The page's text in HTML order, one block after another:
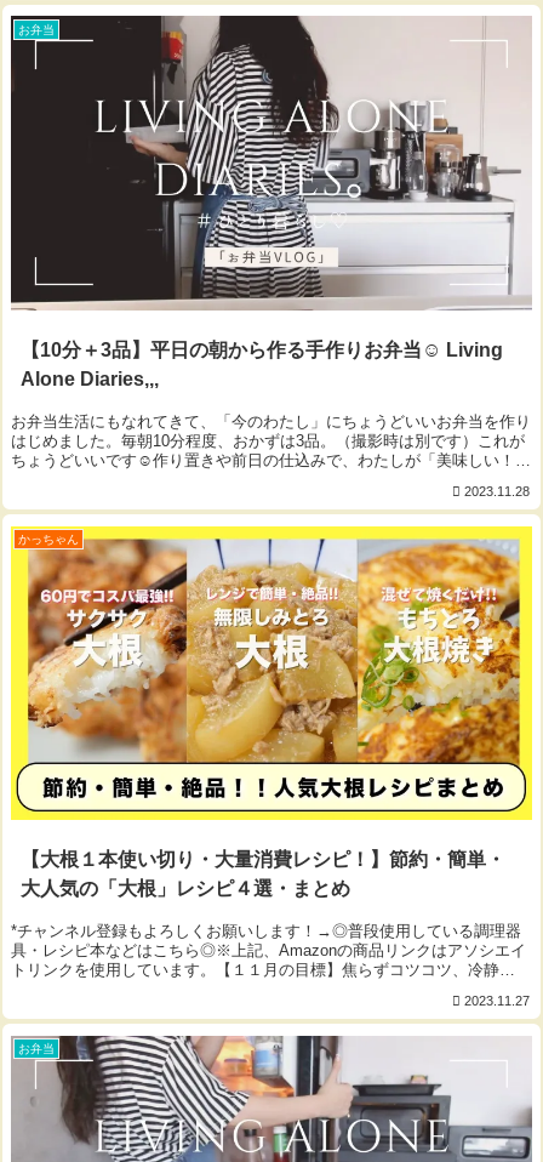
お弁当
【10分＋3品】平日の朝から作る手作りお弁当☺︎ Living
Alone Diaries,,,
お弁当生活にもなれてきて、「今のわたし」にちょうどいいお弁当を作り
はじめました。毎朝10分程度、おかずは3品。（撮影時は別です）これが
ちょうどいいです☺︎作り置きや前日の仕込みで、わたしが「美味しい！」
2023.11.28
かっちゃん
【大根１本使い切り・大量消費レシピ！】節約・簡単・
大人気の「大根」レシピ４選・まとめ
*チャンネル登録もよろしくお願いします！→◎普段使用している調理器
具・レシピ本などはこちら◎※上記、Amazonの商品リンクはアソシエイ
トリンクを使用しています。【１１月の目標】焦らずコツコツ、冷静
2023.11.27
お弁当